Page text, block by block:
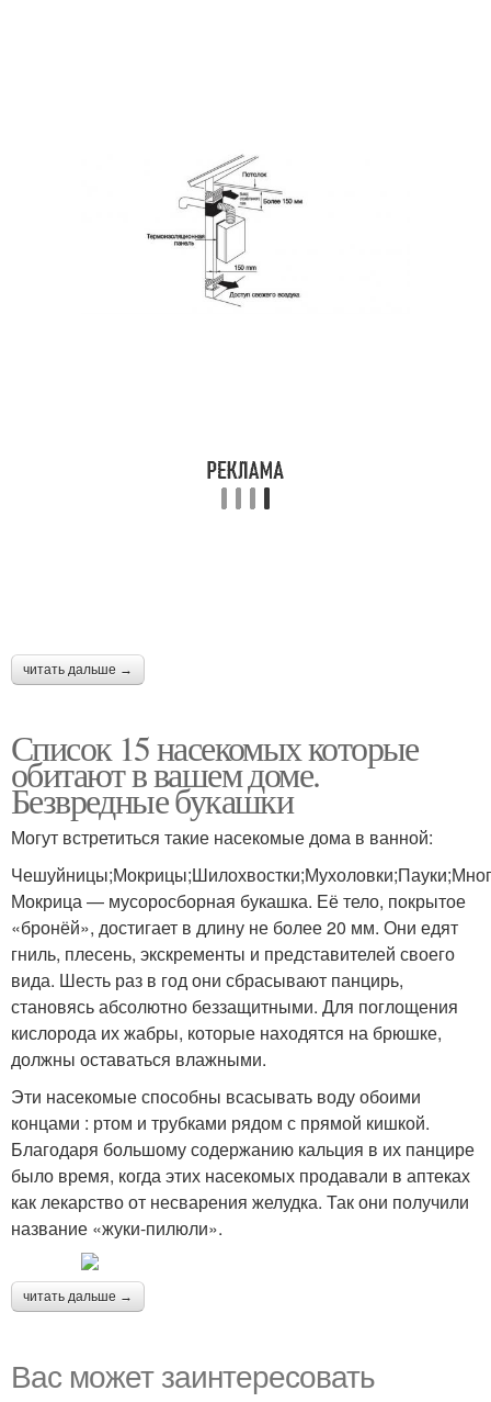
читать дальше →
Список 15 насекомых которые
обитают в вашем доме.
Безвредные букашки
Могут встретиться такие насекомые дома в ванной:
Мокрица — мусоросборная букашка. Её тело, покрытое
«бронёй», достигает в длину не более 20 мм. Они едят
гниль, плесень, экскременты и представителей своего
вида. Шесть раз в год они сбрасывают панцирь,
становясь абсолютно беззащитными. Для поглощения
кислорода их жабры, которые находятся на брюшке,
должны оставаться влажными.
Эти насекомые способны всасывать воду обоими
концами : ртом и трубками рядом с прямой кишкой.
Благодаря большому содержанию кальция в их панцире
было время, когда этих насекомых продавали в аптеках
как лекарство от несварения желудка. Так они получили
название «жуки-пилюли».
читать дальше →
Вас может заинтересовать